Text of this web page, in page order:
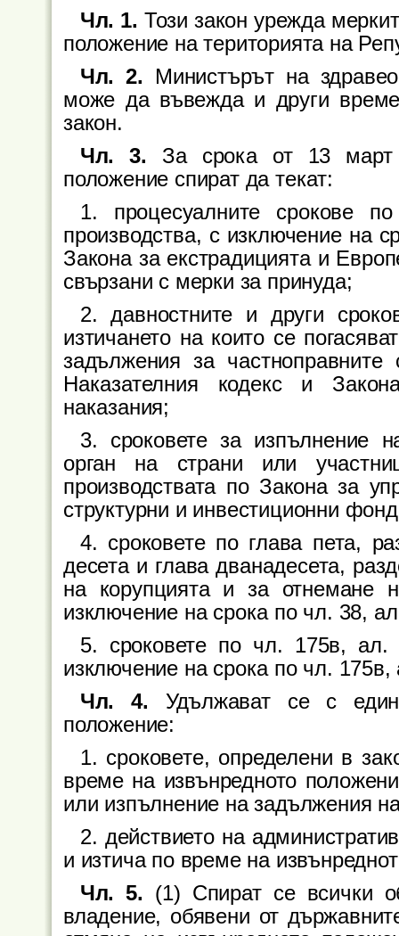
Чл. 1. Този закон урежда
положение на територията на
Чл. 2. Министърът на
може да въвежда и други
закон.
Чл. 3. За срока от 13 март
положение спират да текат:
1. процесуалните срокове
производства, с изключение на
Закона за екстрадицията и
свързани с мерки за принуда;
2. давностните и други
изтичането на които се
задължения за
Наказателния кодекс и
наказания;
3. сроковете за изпълнение
орган на страни или
производствата по Закона за
структурни и инвестиционни
4. сроковете по глава пета,
десета и глава дванадесета,
на корупцията и за отнемане
изключение на срока по чл. 38,
5. сроковете по чл. 175в,
изключение на срока по чл.
Чл. 4. Удължават се с
положение:
1. сроковете, определени в
време на извънредното
или изпълнение на задължения
2. действието на
и изтича по време на
Чл. 5. (1) Спират се всички
владение, обявени от